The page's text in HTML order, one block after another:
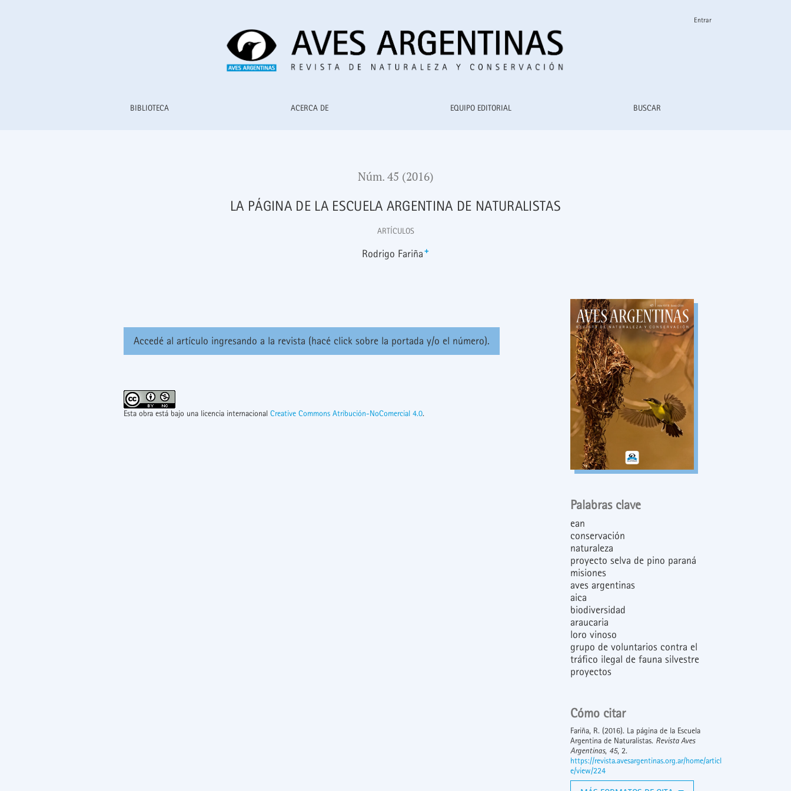
BIBLIOTECA ACERCA DE EQUIPO EDITORIAL BUSCAR
Entrar
Núm. 45 (2016)
LA PÁGINA DE LA ESCUELA ARGENTINA DE NATURALISTAS
ARTÍCULOS
Rodrigo Fariña +
Palabras clave
ean
conservación
naturaleza
proyecto selva de pino paraná
misiones
aves argentinas
aica
biodiversidad
araucaria
loro vinoso
grupo de voluntarios contra el
tráfico ilegal de fauna silvestre
proyectos
Cómo citar
Fariña, R. (2016). La página de la Escuela
Argentina de Naturalistas. Revista Aves
Argentinas, 45, 2.
https://revista.avesargentinas.org.ar/home/articl
e/view/224
Accedé al artículo ingresando a la revista (hacé click sobre la portada y/o el número).
Esta obra está bajo una licencia internacional Creative Commons Atribución-NoComercial 4.0.